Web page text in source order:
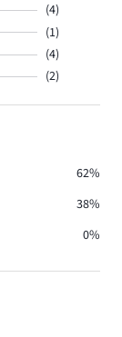
(4)
(1)
(4)
(2)
62%
38%
0%